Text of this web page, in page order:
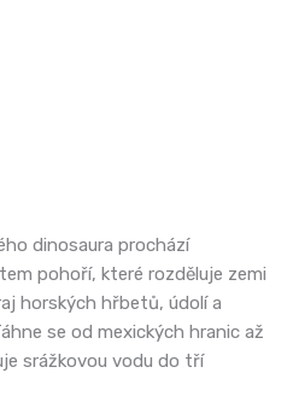
dinosaura prochází
pohoří, které rozděluje zemi
horských hřbetů, údolí a
se od mexických hranic až
srážkovou vodu do tří